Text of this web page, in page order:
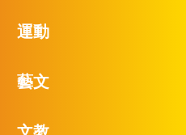
運動
藝文